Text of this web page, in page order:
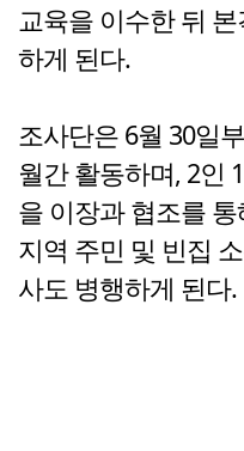
교육을 이수한 뒤
하게 된다.
조사단은 6월 30일
월간 활동하며, 2인
을 이장과 협조를
지역 주민 및 빈집
사도 병행하게 된다.